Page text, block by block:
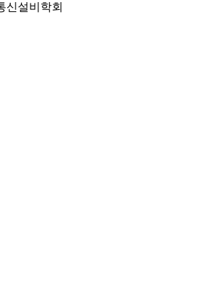
신설비학회